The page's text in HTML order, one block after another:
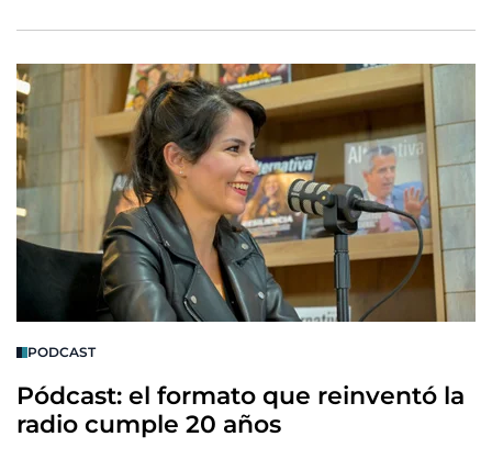
PODCAST
Pódcast: el formato que reinventó la
radio cumple 20 años